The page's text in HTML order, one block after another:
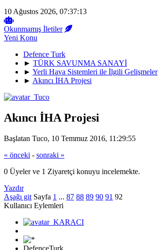
10 Ağustos 2026, 07:37:13
Okunmamış İletiler
Yeni Konu
Defence Turk
► TÜRK SAVUNMA SANAYİ
► Yerli Hava Sistemleri ile İlgili Gelişmeler
► Akıncı İHA Projesi
Akıncı İHA Projesi
Başlatan Tuco, 10 Temmuz 2016, 11:29:55
« önceki - sonraki »
0 Üyeler ve 1 Ziyaretçi konuyu incelemekte.
Yazdır
Aşağı git Sayfa 1 ... 87 88 89 90 91 92
Kullanıcı Eylemleri
DefenceTurk